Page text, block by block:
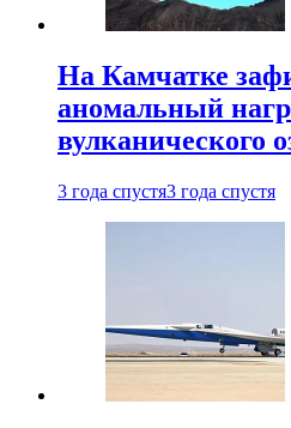
На Камчатке
аномальный
вулканического
3 года спустя3 года спустя